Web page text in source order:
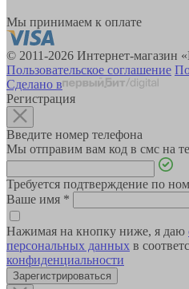
Мы принимаем к оплате
© 2011-2026 Интернет-магазин
Пользовательское соглашение
Сделано в
Регистрация
Введите номер телефона
Мы отправим вам код в смс на
Требуется подтверждение по
Ваше имя *
Нажимая на кнопку ниже, я даю
персональных данных в
конфиденциальности
Зарегистрироваться